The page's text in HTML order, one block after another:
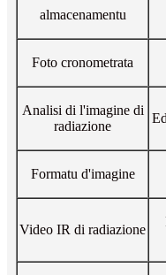
almacenamentu
Foto cronometrata
Analisi di l'imagine di
radiazione
Formatu d'imagine
Video IR di radiazione